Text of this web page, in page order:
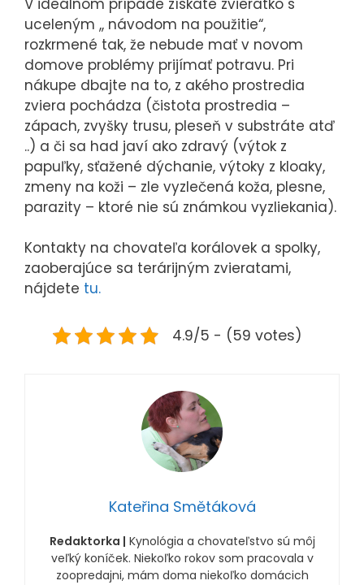
uceleným ,, návodom na použitie“,
rozkrmené tak, že nebude mať v novom
domove problémy prijímať potravu. Pri
nákupe dbajte na to, z akého prostredia
zviera pochádza (čistota prostredia –
zápach, zvyšky trusu, pleseň v substráte atď
..) a či sa had javí ako zdravý (výtok z
papuľky, sťažené dýchanie, výtoky z kloaky,
zmeny na koži – zle vyzlečená koža, plesne,
parazity – ktoré nie sú známkou vyzliekania).
Kontakty na chovateľa korálovek a spolky,
zaoberajúce sa terárijným zvieratami,
nájdete tu.
4.9/5 - (59 votes)
Kateřina Smětáková
Redaktorka | Kynológia a chovateľstvo sú môj
veľký koníček. Niekoľko rokov som pracovala v
zoopredajni, mám doma niekoľko domácich